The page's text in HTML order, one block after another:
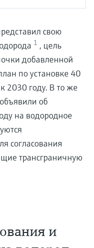
свою
1 , цель
добавленной
по установке 40
2030 году. В то же
об
на водородное
согласования
трансграничную
и